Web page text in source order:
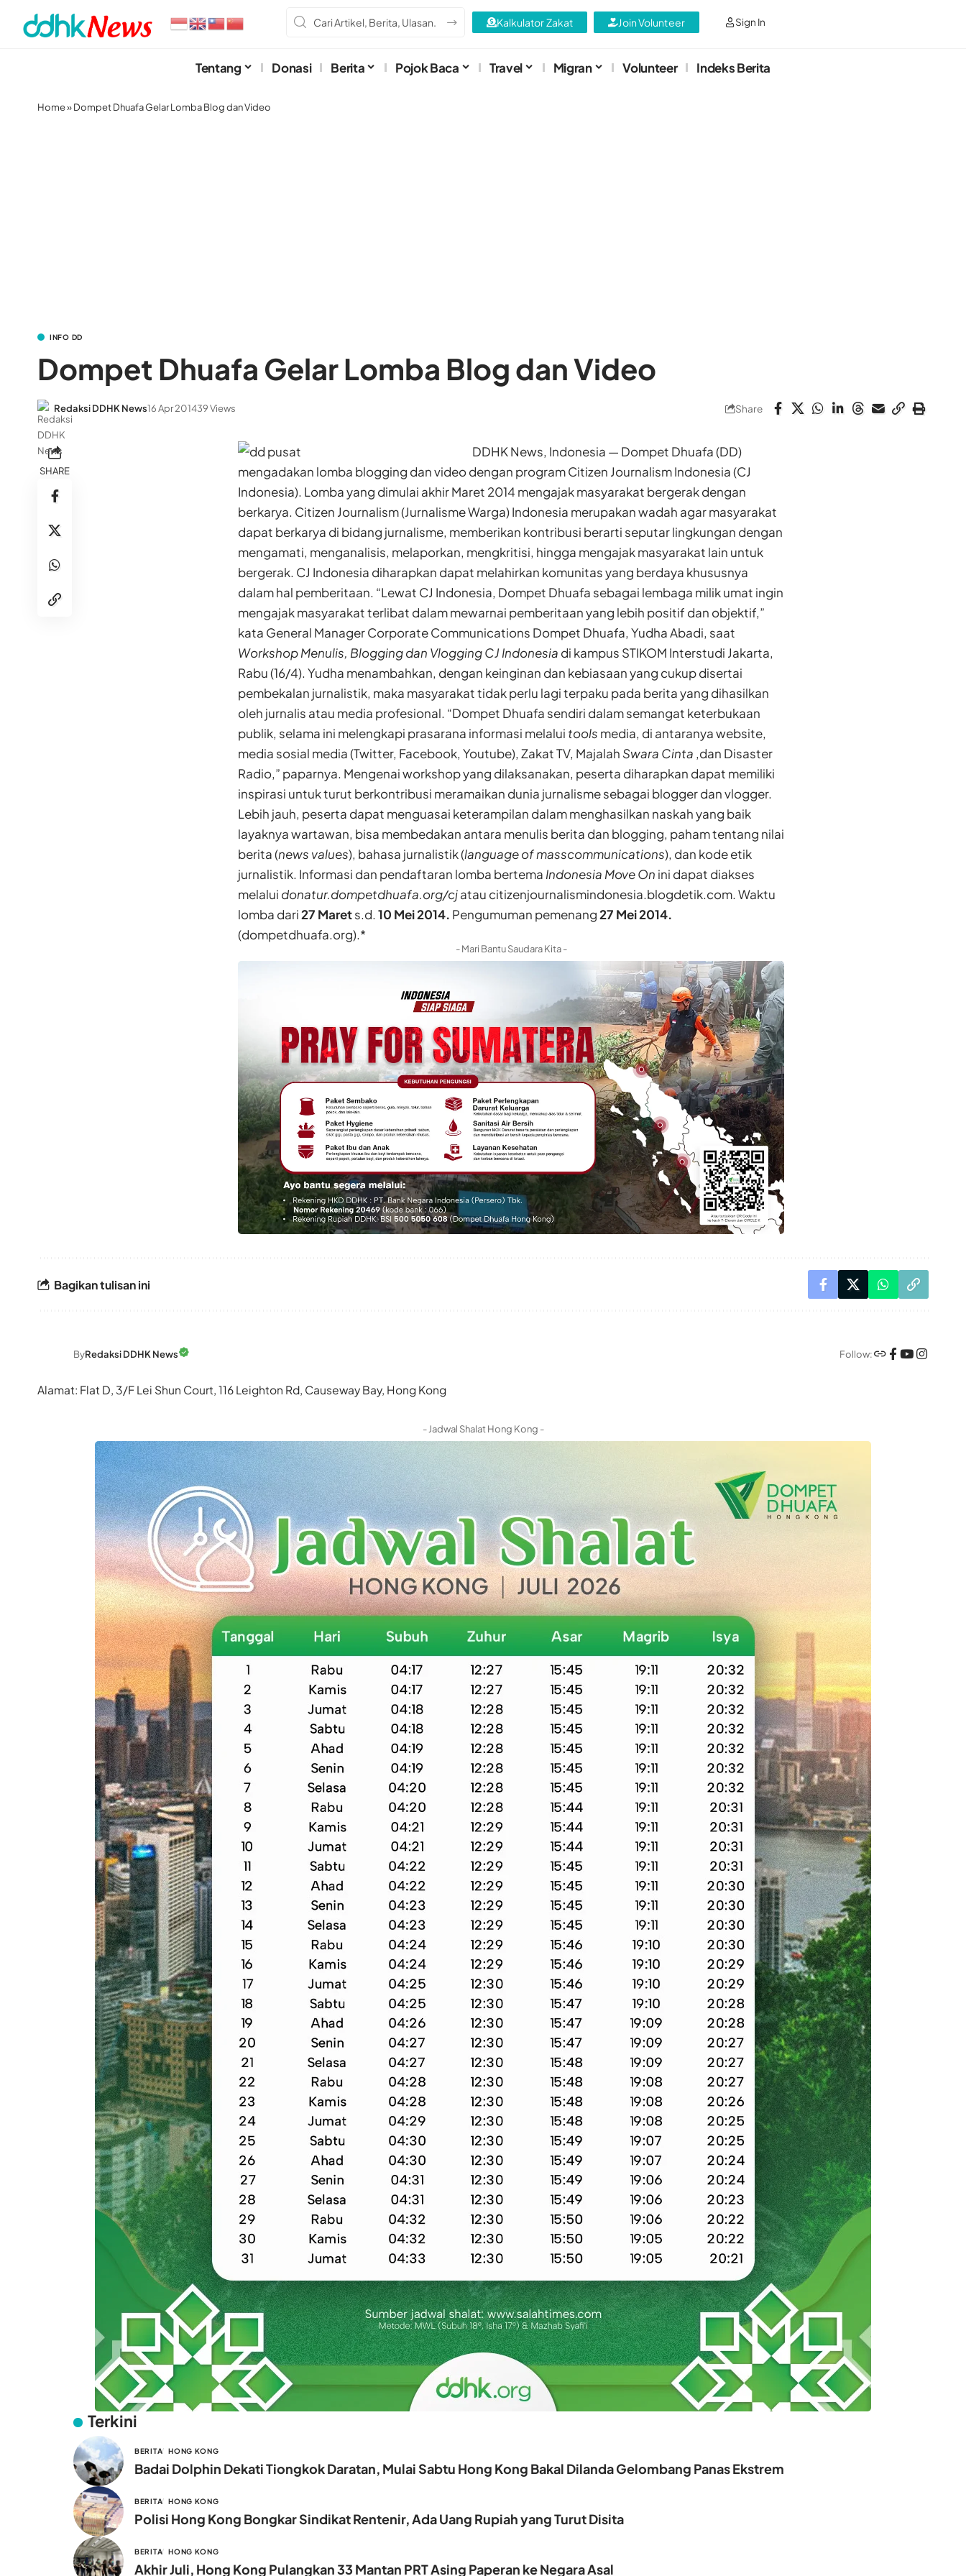
Sign In
Kalkulator Zakat Join Volunteer
Tentang Donasi Berita Pojok Baca Travel Migran Volunteer Indeks Berita
Home»Dompet Dhuafa Gelar Lomba Blog dan Video
INFO DD
Dompet Dhuafa Gelar Lomba Blog dan Video
Redaksi DDHK News16 Apr 201439 Views Share
SHARE
DDHK News, Indonesia — Dompet Dhuafa (DD)
mengadakan lomba blogging dan video dengan program Citizen Journalism Indonesia (CJ
Indonesia). Lomba yang dimulai akhir Maret 2014 mengajak masyarakat bergerak dengan
berkarya. Citizen Journalism (Jurnalisme Warga) Indonesia merupakan wadah agar masyarakat
dapat berkarya di bidang jurnalisme, memberikan kontribusi berarti seputar lingkungan dengan
mengamati, menganalisis, melaporkan, mengkritisi, hingga mengajak masyarakat lain untuk
bergerak. CJ Indonesia diharapkan dapat melahirkan komunitas yang berdaya khususnya
dalam hal pemberitaan. “Lewat CJ Indonesia, Dompet Dhuafa sebagai lembaga milik umat ingin
mengajak masyarakat terlibat dalam mewarnai pemberitaan yang lebih positif dan objektif,”
kata General Manager Corporate Communications Dompet Dhuafa, Yudha Abadi, saat
Workshop Menulis, Blogging dan Vlogging CJ Indonesia di kampus STIKOM Interstudi Jakarta,
Rabu (16/4). Yudha menambahkan, dengan keinginan dan kebiasaan yang cukup disertai
pembekalan jurnalistik, maka masyarakat tidak perlu lagi terpaku pada berita yang dihasilkan
oleh jurnalis atau media profesional. “Dompet Dhuafa sendiri dalam semangat keterbukaan
publik, selama ini melengkapi prasarana informasi melalui tools media, di antaranya website,
media sosial media (Twitter, Facebook, Youtube), Zakat TV, Majalah Swara Cinta ,dan Disaster
Radio,” paparnya. Mengenai workshop yang dilaksanakan, peserta diharapkan dapat memiliki
inspirasi untuk turut berkontribusi meramaikan dunia jurnalisme sebagai blogger dan vlogger.
Lebih jauh, peserta dapat menguasai keterampilan dalam menghasilkan naskah yang baik
layaknya wartawan, bisa membedakan antara menulis berita dan blogging, paham tentang nilai
berita (news values), bahasa jurnalistik (language of masscommunications), dan kode etik
jurnalistik. Informasi dan pendaftaran lomba bertema Indonesia Move On ini dapat diakses
melalui donatur.dompetdhuafa.org/cjatau citizenjournalismindonesia.blogdetik.com. Waktu
lomba dari27 Marets.d.10 Mei 2014. Pengumuman pemenang27 Mei 2014.
(dompetdhuafa.org).*
- Mari Bantu Saudara Kita -
Bagikan tulisan ini
ByRedaksi DDHK News Follow:
Alamat: Flat D, 3/F Lei Shun Court, 116 Leighton Rd, Causeway Bay, Hong Kong
- Jadwal Shalat Hong Kong -
Terkini
BERITA HONG KONG
Badai Dolphin Dekati Tiongkok Daratan, Mulai Sabtu Hong Kong Bakal Dilanda Gelombang Panas Ekstrem
BERITA HONG KONG
Polisi Hong Kong Bongkar Sindikat Rentenir, Ada Uang Rupiah yang Turut Disita
BERITA HONG KONG
Akhir Juli, Hong Kong Pulangkan 33 Mantan PRT Asing Paperan ke Negara Asal